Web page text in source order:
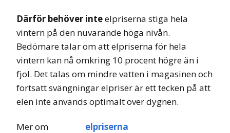
Därför behöver inteelpriserna stiga hela
vintern på den nuvarande höga nivån.
Bedömare talar om att elpriserna för hela
vintern kan nå omkring 10 procent högre än i
fjol. Det talas om mindre vatten i magasinen och
fortsatt svängningar elpriser är ett tecken på att
elen inte används optimalt över dygnen.
Mer om elpriserna